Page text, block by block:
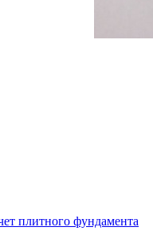
плитного фундамента